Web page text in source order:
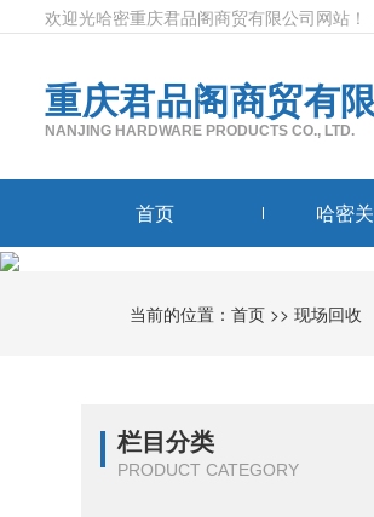
欢迎光哈密重庆君品阁商贸有限公司网站！
重庆君品阁商贸有
NANJING HARDWARE PRODUCTS CO., LTD.
首页 哈密
当前的位置：首页 >>现场回收
栏目分类
PRODUCT CATEGORY